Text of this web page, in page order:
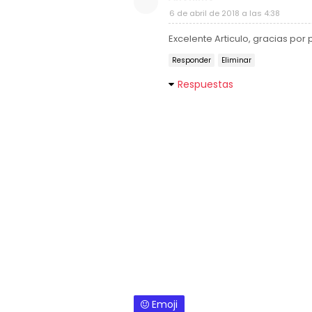
6 de abril de 2018 a las 4:38
Excelente Articulo, gracias por
Responder Eliminar
Respuestas
Emoji